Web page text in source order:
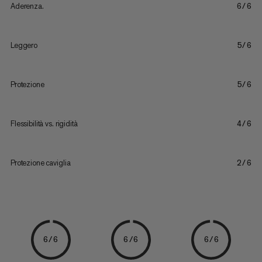
Aderenza. 6/6
Leggero 5/6
Protezione 5/6
Flessibilità vs. rigidità 4/6
Protezione caviglia 2/6
6/6 6/6 6/6